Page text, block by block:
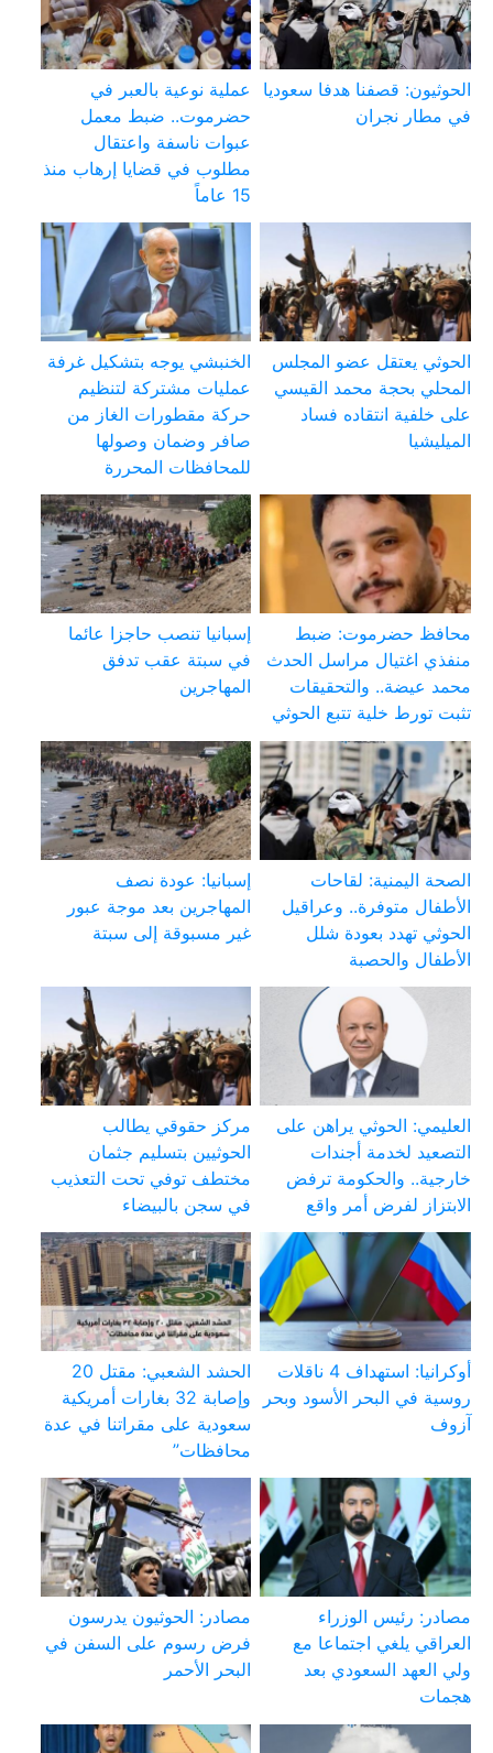
الحوثيون: قصفنا هدفا سعوديا
في مطار نجران
عملية نوعية بالعبر في
حضرموت.. ضبط معمل
عبوات ناسفة واعتقال
مطلوب في قضايا إرهاب منذ
15 عاماً
الحوثي يعتقل عضو المجلس
المحلي بحجة محمد القيسي
على خلفية انتقاده فساد
الميليشيا
الخنبشي يوجه بتشكيل غرفة
عمليات مشتركة لتنظيم
حركة مقطورات الغاز من
صافر وضمان وصولها
للمحافظات المحررة
محافظ حضرموت: ضبط
منفذي اغتيال مراسل الحدث
محمد عيضة.. والتحقيقات
تثبت تورط خلية تتبع الحوثي
إسبانيا تنصب حاجزا عائما
في سبتة عقب تدفق
المهاجرين
الصحة اليمنية: لقاحات
الأطفال متوفرة.. وعراقيل
الحوثي تهدد بعودة شلل
الأطفال والحصبة
إسبانيا: عودة نصف
المهاجرين بعد موجة عبور
غير مسبوقة إلى سبتة
العليمي: الحوثي يراهن على
التصعيد لخدمة أجندات
خارجية.. والحكومة ترفض
الابتزاز لفرض أمر واقع
مركز حقوقي يطالب
الحوثيين بتسليم جثمان
مختطف توفي تحت التعذيب
في سجن بالبيضاء
أوكرانيا: استهداف 4 ناقلات
روسية في البحر الأسود وبحر
آزوف
الحشد الشعبي: مقتل 20
وإصابة 32 بغارات أمريكية
سعودية على مقراتنا في عدة
محافظات”
مصادر: رئيس الوزراء
العراقي يلغي اجتماعا مع
ولي العهد السعودي بعد
هجمات
مصادر: الحوثيون يدرسون
فرض رسوم على السفن في
البحر الأحمر